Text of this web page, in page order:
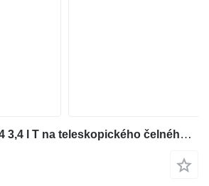
Motor Hyundai D34 3,4 l T na teleskopického čelného nakladača Bobcat